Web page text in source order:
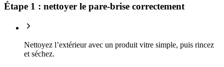
Étape 1 : nettoyer le pare-brise correctement
Nettoyez l’extérieur avec un produit vitre simple, puis rincez
et séchez.